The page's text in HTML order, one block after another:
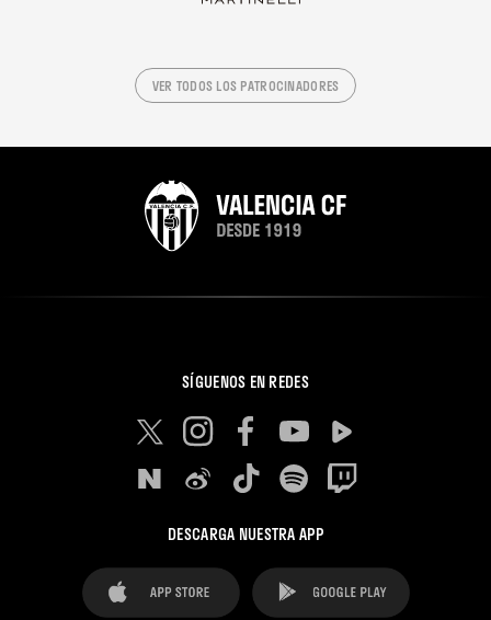
VER TODOS LOS PATROCINADORES
SÍGUENOS EN REDES
DESCARGA NUESTRA APP